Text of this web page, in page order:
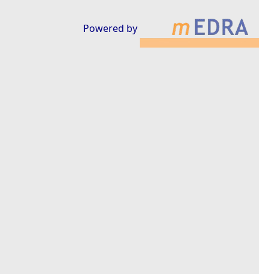
Powered by